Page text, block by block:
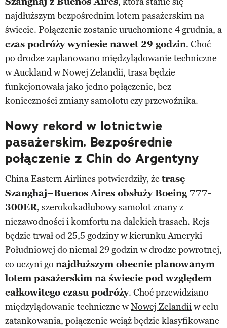
najdłuższym bezpośrednim lotem pasażerskim na
świecie. Połączenie zostanie uruchomione 4 grudnia, a
czas podróży wyniesie nawet 29 godzin. Choć
po drodze zaplanowano międzylądowanie techniczne
w Auckland w Nowej Zelandii, trasa będzie
funkcjonowała jako jedno połączenie, bez
konieczności zmiany samolotu czy przewoźnika.
Nowy rekord w lotnictwie
pasażerskim. Bezpośrednie
połączenie z Chin do Argentyny
China Eastern Airlines potwierdziły, że trasę
Szanghaj–Buenos Aires obsłuży Boeing 777-
300ER, szerokokadłubowy samolot znany z
niezawodności i komfortu na dalekich trasach. Rejs
będzie trwał od 25,5 godziny w kierunku Ameryki
Południowej do niemal 29 godzin w drodze powrotnej,
co uczyni go najdłuższym obecnie planowanym
lotem pasażerskim na świecie pod względem
całkowitego czasu podróży. Choć przewidziano
międzylądowanie techniczne wNowej Zelandiiw celu
zatankowania, połączenie wciąż będzie klasyfikowane